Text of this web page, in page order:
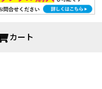
カート